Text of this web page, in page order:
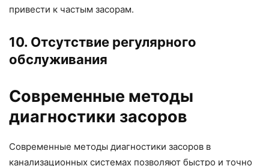
привести к частым засорам.
10. Отсутствие регулярного
обслуживания
Современные методы
диагностики засоров
Современные методы диагностики засоров в
канализационных системах позволяют быстро и точно